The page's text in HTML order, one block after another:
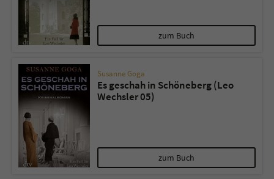
zum Buch
Susanne Goga
Es geschah in Schöneberg (Leo
Wechsler 05)
zum Buch
Zweck
Benutzer. Es wird benötigt um z. B. den
Sicherheitscode des Kontaktformulars zu
überprüfen.